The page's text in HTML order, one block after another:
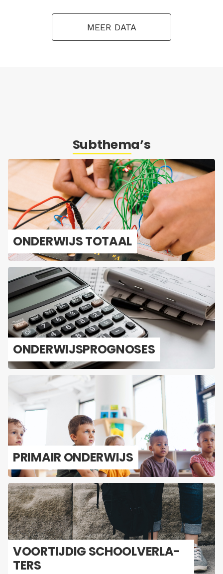
MEER DATA
Subthema’s
ON­DER­WIJS TO­TAAL
ON­DER­WIJS­PROG­NO­SES
PRI­MAIR ON­DER­WIJS
VOOR­TIJ­DIG SCHOOL­VER­LA­
TERS